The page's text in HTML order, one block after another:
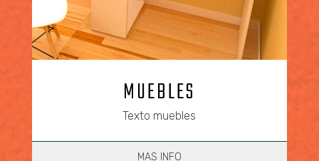
MUEBLES
Texto muebles
MAS INFO